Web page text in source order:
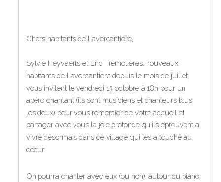
Chers habitants de Lavercantière,
Sylvie Heyvaerts et Eric Trémolières, nouveaux
habitants de Lavercantière depuis le mois de juillet,
vous invitent le vendredi 13 octobre à 18h pour un
apéro chantant (ils sont musiciens et chanteurs tous
les deux) pour vous remercier de votre accueil et
partager avec vous la joie profonde qu'ils éprouvent à
vivre désormais dans ce village qui les a touché au
cœur.
On pourra chanter avec eux (ou non), autour du piano.